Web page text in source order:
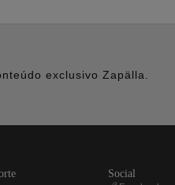
exclusivo Zapälla.
social